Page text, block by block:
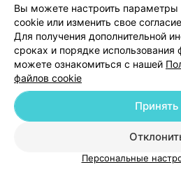
Добавить
Вы можете настроить параметры
cookie или изменить свое
Для получения дополнительной
сроках и порядке использования
можете ознакомиться с нашей
файлов cookie
Принять
Персональные